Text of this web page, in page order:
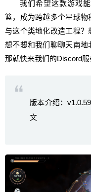
我们希望这款游戏能
篮，成为跨越多个星球
与这个类地化改造工程？
想不想和我们聊聊天南地
那就快来我们的Discord服
版本介绍：
文